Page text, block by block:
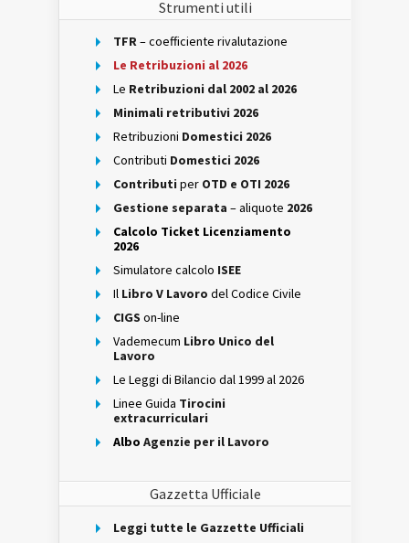
Strumenti utili
TFR– coefficiente rivalutazione
Le Retribuzioni al 2026
Le Retribuzioni dal 2002 al 2026
Minimali retributivi 2026
Retribuzioni Domestici 2026
Contributi Domestici 2026
Contributi per OTD e OTI 2026
Gestione separata – aliquote 2026
Calcolo Ticket Licenziamento
2026
Simulatore calcolo ISEE
Il Libro V Lavoro del Codice Civile
CIGS on-line
Vademecum Libro Unico del
Lavoro
Le Leggi di Bilancio dal 1999 al 2026
Linee Guida Tirocini
extracurriculari
Albo Agenzie per il Lavoro
Gazzetta Ufficiale
Leggi tutte le Gazzette Ufficiali